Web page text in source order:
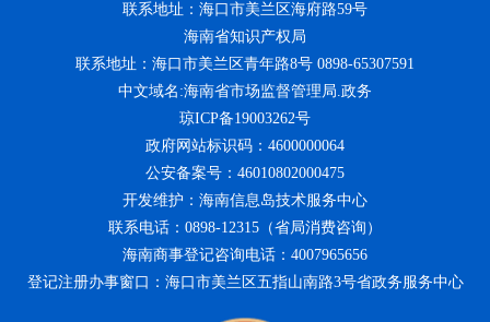
联系地址：海口市美兰区海府路59号
海南省知识产权局
联系地址：海口市美兰区青年路8号 0898-65307591
中文域名:海南省市场监督管理局.政务
琼ICP备19003262号
政府网站标识码：4600000064
公安备案号：46010802000475
开发维护：海南信息岛技术服务中心
联系电话：0898-12315（省局消费咨询）
海南商事登记咨询电话：4007965656
登记注册办事窗口：海口市美兰区五指山南路3号省政务服务中心